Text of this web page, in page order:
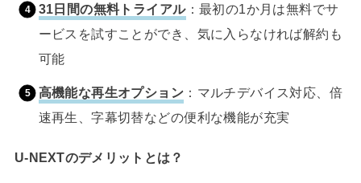
31日間の無料トライアル：最初の1か月は無料でサ
ービスを試すことができ、気に入らなければ解約も
可能
高機能な再生オプション ：マルチデバイス対応、倍
速再生、字幕切替などの便利な機能が充実
U-NEXTのデメリットとは？